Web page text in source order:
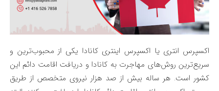
اکسپرس انتری یا اکسپرس اینتری کانادا یکی از محبوب‌ترین و
سریع‌ترین روش‌های مهاجرت به کانادا و دریافت اقامت دائم این
کشور است. هر ساله بیش از صد هزار نیروی متخصص از طریق